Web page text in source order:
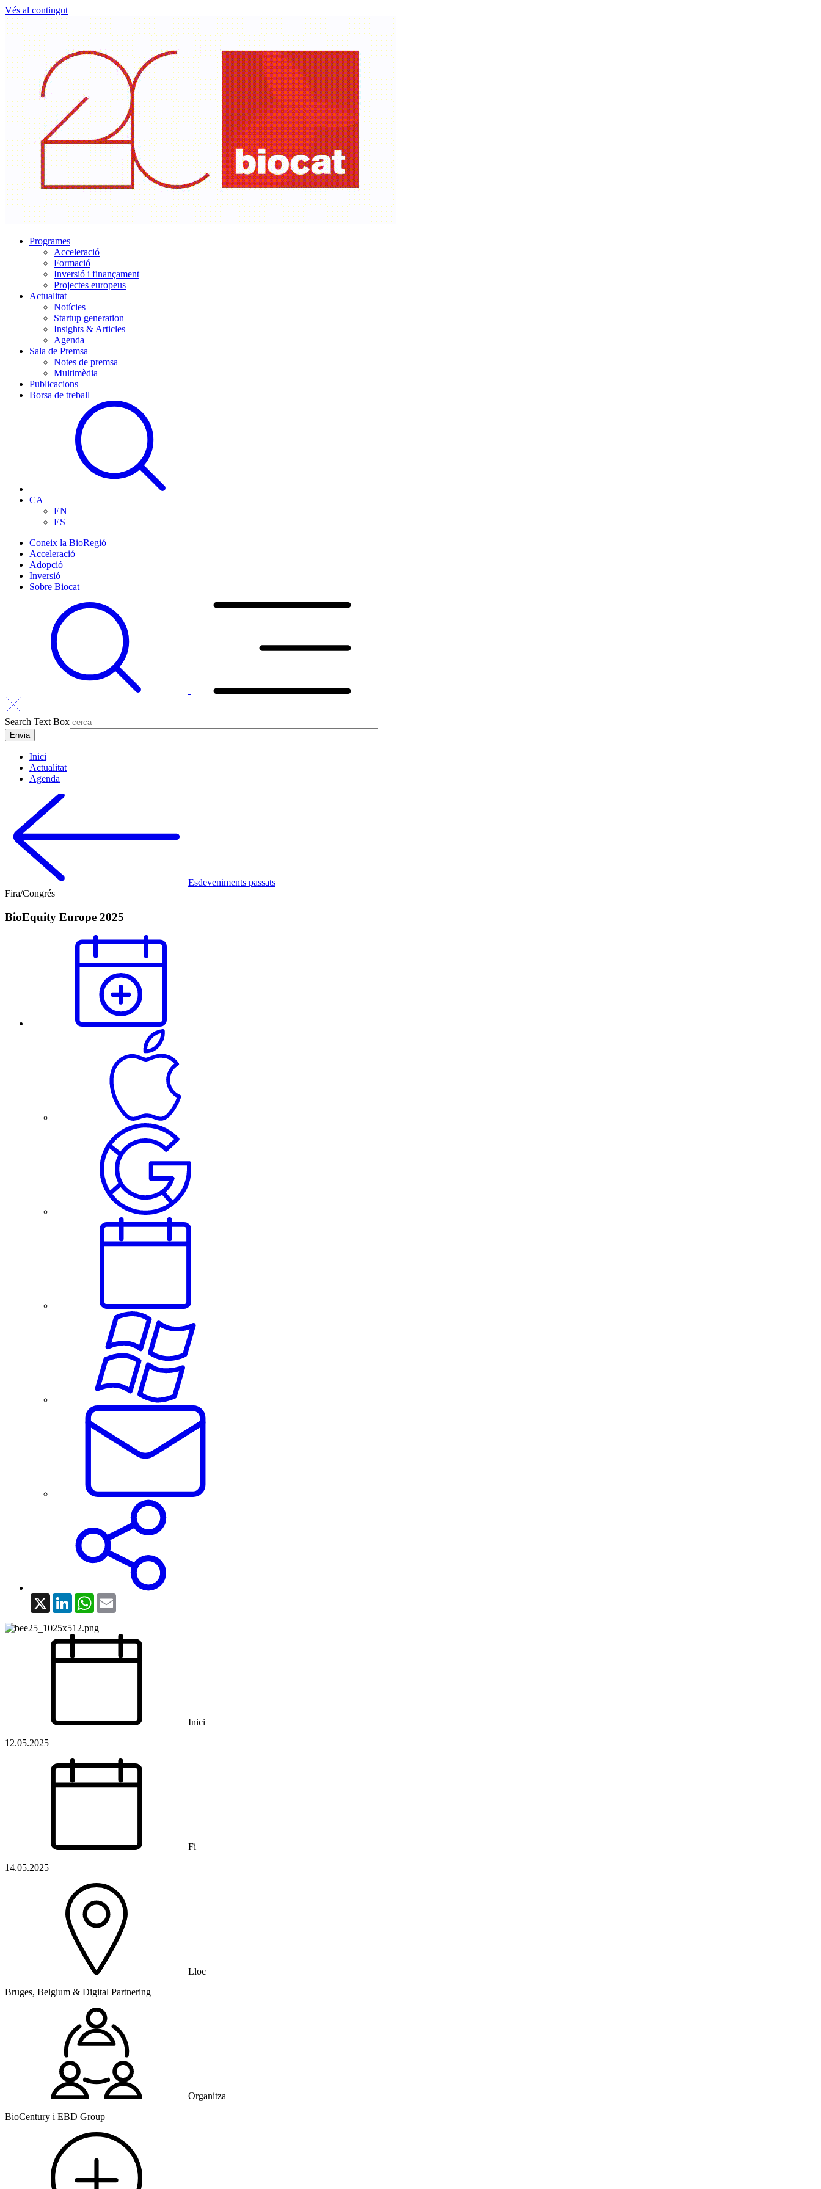
Vés al contingut
Programes
Acceleració
Formació
Inversió i finançament
Projectes europeus
Actualitat
Notícies
Startup generation
Insights & Articles
Agenda
Sala de Premsa
Notes de premsa
Multimèdia
Publicacions
Borsa de treball
CA
EN
ES
Coneix la BioRegió
Acceleració
Adopció
Inversió
Sobre Biocat
Search Text Box
Inici
Actualitat
Agenda
Esdeveniments passats
Fira/Congrés
BioEquity Europe 2025
X LinkedInWhatsApp
Inici
12.05.2025
Fi
14.05.2025
Lloc
Bruges, Belgium & Digital Partnering
Organitza
BioCentury i EBD Group